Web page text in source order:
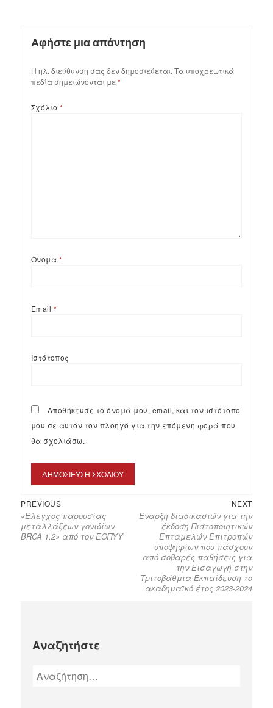
Αφήστε μια απάντηση
Η ηλ. διεύθυνση σας δεν δημοσιεύεται. Τα υποχρεωτικά
πεδία σημειώνονται με *
Σχόλιο *
Όνομα *
Email *
Ιστότοπος
Αποθήκευσε το όνομά μου, email, και τον ιστότοπο
μου σε αυτόν τον πλοηγό για την επόμενη φορά που
θα σχολιάσω.
PREVIOUS
«Έλεγχος παρουσίας
μεταλλάξεων γονιδίων
BRCA 1,2» από τον ΕΟΠΥΥ
NEXT
Έναρξη διαδικασιών για την
έκδοση Πιστοποιητικών
Επταμελών Επιτροπών
υποψηφίων που πάσχουν
από σοβαρές παθήσεις για
την Εισαγωγή στην
Τριτοβάθμια Εκπαίδευση το
ακαδημαϊκό έτος 2023-2024
Αναζητήστε